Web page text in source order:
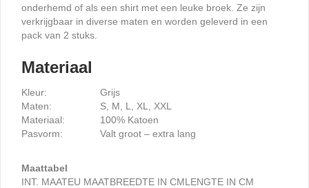
onderhemd of als een shirt met een leuke broek. Ze zijn
verkrijgbaar in diverse maten en worden geleverd in een
pack van 2 stuks.
Materiaal
Kleur:
Grijs
Maten:
S, M, L, XL, XXL
Materiaal:
100% Katoen
Pasvorm:
Valt groot – extra lang
Maattabel
INT. MAATEU MAATBREEDTE IN CMLENGTE IN CM